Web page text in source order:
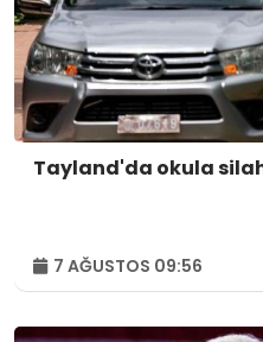
Tayland'da okula
7 AĞUSTOS 09:56